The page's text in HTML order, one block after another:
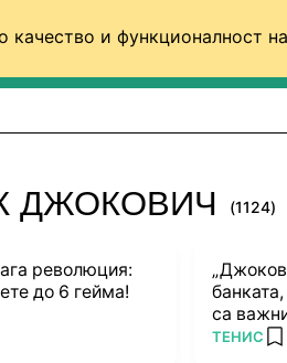
качество и функционалност
ДЖОКОВИЧ (1124)
революция:
до 6 гейма!
са
ПОВЕЧЕ ОТ
ТЕНИС